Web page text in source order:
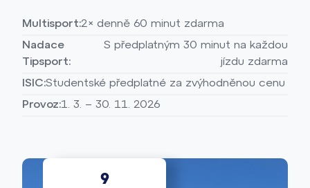
Multisport:2× denně 60 minut zdarma
Nadace
Tipsport:
S předplatným 30 minut na každou
jízdu zdarma
ISIC:Studentské předplatné za zvýhodněnou cenu
Provoz:1. 3. – 30. 11. 2026
9